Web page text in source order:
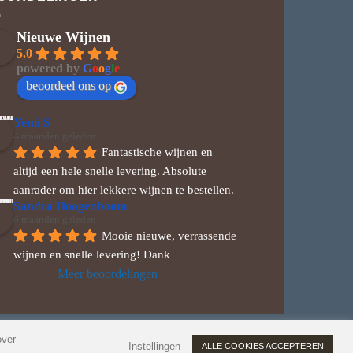
Nieuwe Wijnen
5.0
powered by Google
beoordeel ons op
Yemi S
4 maanden geleden
Fantastische wijnen en
altijd een hele snelle levering. Absolute
aanrader om hier lekkere wijnen te bestellen.
Sandra Hoogenboom
6 maanden geleden
Mooie nieuwe, verrassende
wijnen en snelle levering! Dank
Meer beoordelingen
Wero AmericanBancontact
Instellingen ALLE COOKIES ACCEPTEREN